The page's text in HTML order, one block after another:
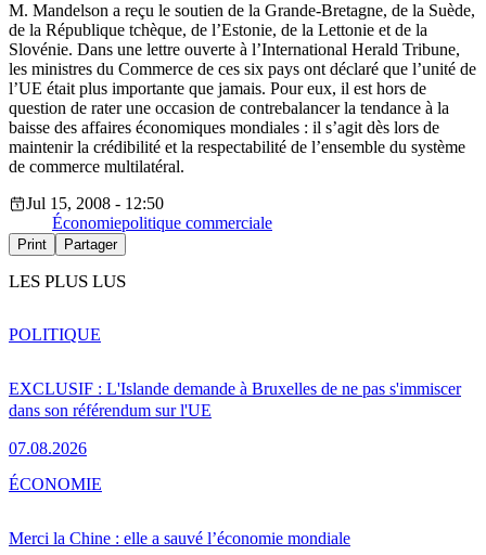
M. Mandelson a reçu le soutien de la Grande-Bretagne, de la Suède,
de la République tchèque, de l’Estonie, de la Lettonie et de la
Slovénie. Dans une lettre ouverte à l’International Herald Tribune,
les ministres du Commerce de ces six pays ont déclaré que l’unité de
l’UE était plus importante que jamais. Pour eux, il est hors de
question de rater une occasion de contrebalancer la tendance à la
baisse des affaires économiques mondiales : il s’agit dès lors de
maintenir la crédibilité et la respectabilité de l’ensemble du système
de commerce multilatéral.
Jul 15, 2008 - 12:50
Économiepolitique commerciale
Print Partager
LES PLUS LUS
EXCLUSIF : L'Islande demande à Bruxelles de ne pas s'immiscer
dans son référendum sur l'UE
07.08.2026
POLITIQUE
Merci la Chine : elle a sauvé l’économie mondiale
ÉCONOMIE